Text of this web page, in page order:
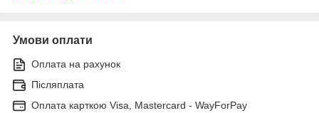
Умови оплати
Оплата на рахунок
Післяплата
Оплата карткою Visa, Mastercard - WayForPay